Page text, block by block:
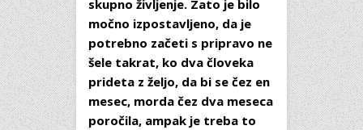
skupno življenje. Zato je bilo
močno izpostavljeno, da je
potrebno začeti s pripravo ne
šele takrat, ko dva človeka
prideta z željo, da bi se čez en
mesec, morda čez dva meseca
poročila, ampak je treba to